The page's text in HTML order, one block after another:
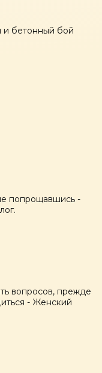
и бетонный бой
попрощавшись -
вопросов, прежде
- Женский